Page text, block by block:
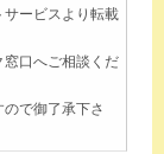
ービスより転載
口へご相談くだ
で御了承下さ